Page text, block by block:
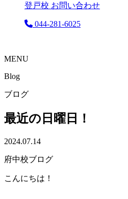
登戸校 お問い合わせ
044-281-6025
MENU
Blog
ブログ
最近の日曜日！
2024.07.14
府中校ブログ
こんにちは！